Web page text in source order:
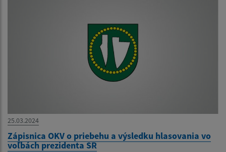
25.03.2024
Zápisnica OKV o priebehu a výsledku hlasovania vo
voľbách prezidenta SR